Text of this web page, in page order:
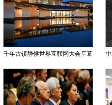
千年古镇静候世界互联网大会启幕